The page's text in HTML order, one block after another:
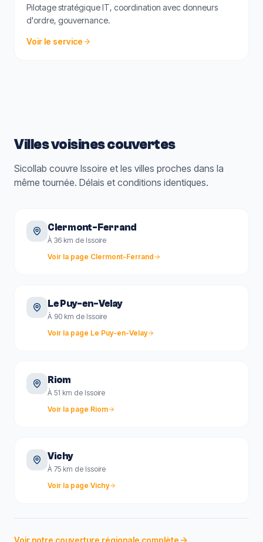
Pilotage stratégique IT, coordination avec donneurs
d'ordre, gouvernance.
Voir le service
Villes voisines couvertes
Sicollab couvre Issoire et les villes proches dans la
même tournée. Délais et conditions identiques.
Clermont-Ferrand
À 36 km de Issoire
Voir la page Clermont-Ferrand
Le Puy-en-Velay
À 90 km de Issoire
Voir la page Le Puy-en-Velay
Riom
À 51 km de Issoire
Voir la page Riom
Vichy
À 75 km de Issoire
Voir la page Vichy
Voir notre couverture régionale complète